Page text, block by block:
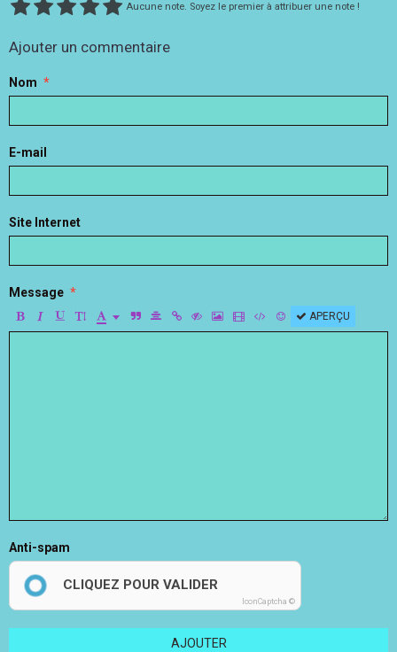
Aucune note. Soyez le premier à attribuer une note !
Ajouter un commentaire
Nom
E-mail
Site Internet
Message
APERÇU
Anti-spam
CLIQUEZ POUR VALIDER
IconCaptcha ©
AJOUTER